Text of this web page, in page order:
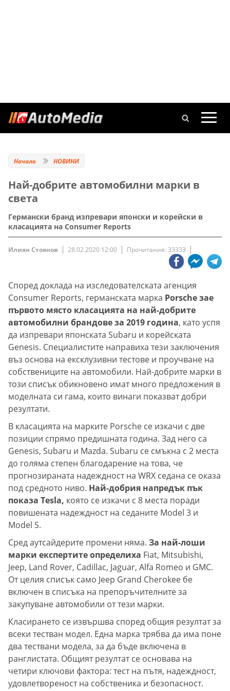
Начало НОВИНИ
Най-добрите автомобилни марки в
света
Германски бранд изпревари японски и корейски в
класацията на Consumer Reports
Илиян Стоянов 28.02.2020 12:00 Прочитания: 33333
Според доклада на изследователската агенция
Consumer Reports, германската марка Porsche зае
първото място класацията на най-добрите
автомобилни брандове за 2019 година, като успя
да изпревари японската Subaru и корейската
Genesis. Специалистите направиха тези заключения
въз основа на ексклузивни тестове и проучване на
собствениците на автомобили. Най-добрите марки в
този списък обикновено имат много предложения в
моделната си гама, които винаги показват добри
резултати.
В класацията на марките Porsche се изкачи с две
позиции спрямо предишната година. Зад него са
Genesis, Subaru и Mazda. Subaru се смъкна с 2 места
до голяма степен благодарение на това, че
прогнозираната надеждност на WRX седана се оказа
под средното ниво. Най-добрия напредък пък
показа Tesla, която се изкачи с 8 места поради
повишената надеждност на седаните Model 3 и
Model S.
Сред аутсайдерите промени няма. За най-лоши
марки експертите определиха Fiat, Mitsubishi,
Jeep, Land Rover, Cadillac, Jaguar, Alfa Romeo и GMC.
От целия списък само Jeep Grand Cherokee бе
включен в списъка на препоръчителните за
закупуване автомобили от тези марки.
Класирането се извършва според общия резултат за
всеки тестван модел. Една марка трябва да има поне
два тествани модела, за да бъде включена в
ранглистата. Общият резултат се основава на
четири ключови фактора: тест на пътя, надеждност,
удовлетвореност на собственика и безопасност.